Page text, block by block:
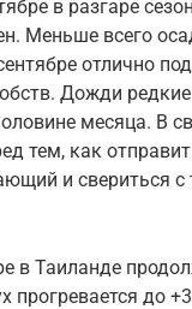
в разгаре
Меньше всего
отлично
Дожди
месяца. В
тем, как
и свериться
в Таиланде
прогревается до